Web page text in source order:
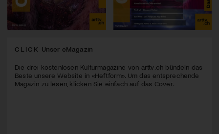
CLICK Unser eMagazin
Die drei kostenlosen Kulturmagazine von arttv.ch bündeln das
Beste unsere Website in «Heftform». Um das entsprechende
Magazin zu lesen, klicken Sie einfach auf das Cover.